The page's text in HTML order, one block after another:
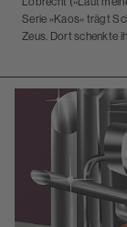
Serie »Kaos« trägt
Zeus. Dort schenkte